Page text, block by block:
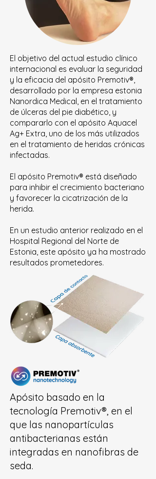
​El objetivo del actual estudio clínico
internacional es evaluar la seguridad
y la eficacia del apósito Premotiv®,
desarrollado por la empresa estonia
Nanordica Medical, en el tratamiento
de úlceras del pie diabético, y
compararlo con el apósito Aquacel
Ag+ Extra, uno de los más utilizados
en el tratamiento de heridas crónicas
infectadas.
El apósito Premotiv® está diseñado
para inhibir el crecimiento bacteriano
y favorecer la cicatrización de la
herida.
En un estudio anterior realizado en el
Hospital Regional del Norte de
Estonia, este apósito ya ha mostrado
resultados prometedores.​​​
Apósito basado en la
tecnología Premotiv®, en el
que las nanopartículas
antibacterianas están
integradas en nanofibras de
seda.